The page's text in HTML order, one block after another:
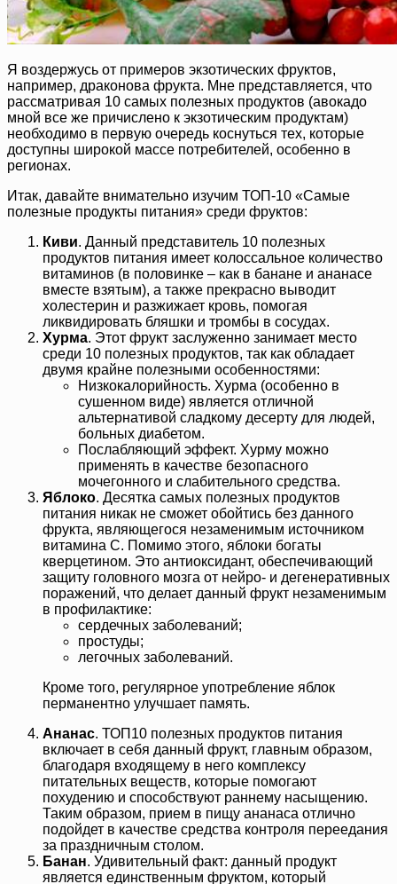
Я воздержусь от примеров экзотических фруктов,
например, драконова фрукта. Мне представляется, что
рассматривая 10 самых полезных продуктов (авокадо
мной все же причислено к экзотическим продуктам)
необходимо в первую очередь коснуться тех, которые
доступны широкой массе потребителей, особенно в
регионах.
Итак, давайте внимательно изучим ТОП-10 «Самые
полезные продукты питания» среди фруктов:
Киви. Данный представитель 10 полезных
продуктов питания имеет колоссальное количество
витаминов (в половинке – как в банане и ананасе
вместе взятым), а также прекрасно выводит
холестерин и разжижает кровь, помогая
ликвидировать бляшки и тромбы в сосудах.
Хурма. Этот фрукт заслуженно занимает место
среди 10 полезных продуктов, так как обладает
двумя крайне полезными особенностями:
Низкокалорийность. Хурма (особенно в
сушенном виде) является отличной
альтернативой сладкому десерту для людей,
больных диабетом.
Послабляющий эффект. Хурму можно
применять в качестве безопасного
мочегонного и слабительного средства.
Яблоко. Десятка самых полезных продуктов
питания никак не сможет обойтись без данного
фрукта, являющегося незаменимым источником
витамина С. Помимо этого, яблоки богаты
кверцетином. Это антиоксидант, обеспечивающий
защиту головного мозга от нейро- и дегенеративных
поражений, что делает данный фрукт незаменимым
в профилактике:
сердечных заболеваний;
простуды;
легочных заболеваний.
Кроме того, регулярное употребление яблок
перманентно улучшает память.
Ананас. ТОП10 полезных продуктов питания
включает в себя данный фрукт, главным образом,
благодаря входящему в него комплексу
питательных веществ, которые помогают
похудению и способствуют раннему насыщению.
Таким образом, прием в пищу ананаса отлично
подойдет в качестве средства контроля переедания
за праздничным столом.
Банан. Удивительный факт: данный продукт
является единственным фруктом, который